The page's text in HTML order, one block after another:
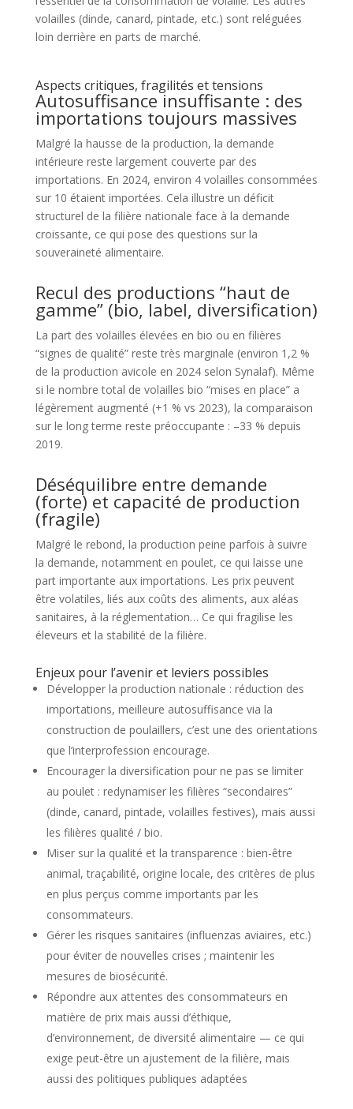
volailles (dinde, canard, pintade, etc.) sont reléguées
loin derrière en parts de marché.
Aspects critiques, fragilités et tensions
Autosuffisance insuffisante : des
importations toujours massives
Malgré la hausse de la production, la demande
intérieure reste largement couverte par des
importations. En 2024, environ 4 volailles consommées
sur 10 étaient importées. Cela illustre un déficit
structurel de la filière nationale face à la demande
croissante, ce qui pose des questions sur la
souveraineté alimentaire.
Recul des productions “haut de
gamme” (bio, label, diversification)
La part des volailles élevées en bio ou en filières
“signes de qualité” reste très marginale (environ 1,2 %
de la production avicole en 2024 selon Synalaf). Même
si le nombre total de volailles bio “mises en place” a
légèrement augmenté (+1 % vs 2023), la comparaison
sur le long terme reste préoccupante : –33 % depuis
2019.
Déséquilibre entre demande
(forte) et capacité de production
(fragile)
Malgré le rebond, la production peine parfois à suivre
la demande, notamment en poulet, ce qui laisse une
part importante aux importations. Les prix peuvent
être volatiles, liés aux coûts des aliments, aux aléas
sanitaires, à la réglementation… Ce qui fragilise les
éleveurs et la stabilité de la filière.
Enjeux pour l’avenir et leviers possibles
Développer la production nationale : réduction des
importations, meilleure autosuffisance via la
construction de poulaillers, c’est une des orientations
que l’interprofession encourage.
Encourager la diversification pour ne pas se limiter
au poulet : redynamiser les filières “secondaires”
(dinde, canard, pintade, volailles festives), mais aussi
les filières qualité / bio.
Miser sur la qualité et la transparence : bien-être
animal, traçabilité, origine locale, des critères de plus
en plus perçus comme importants par les
consommateurs.
Gérer les risques sanitaires (influenzas aviaires, etc.)
pour éviter de nouvelles crises ; maintenir les
mesures de biosécurité.
Répondre aux attentes des consommateurs en
matière de prix mais aussi d’éthique,
d’environnement, de diversité alimentaire — ce qui
exige peut-être un ajustement de la filière, mais
aussi des politiques publiques adaptées